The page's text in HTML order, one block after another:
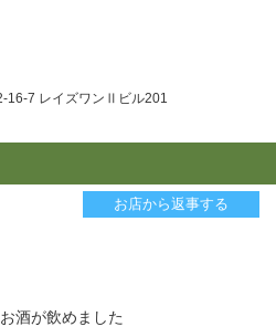
16-7 レイズワンⅡビル201
お店から返事する
酒が飲めました